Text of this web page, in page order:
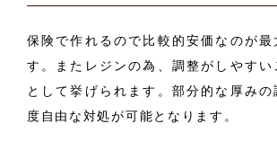
保険で作れるので比較的安価なのが最
す。またレジンの為、調整がしやすい
として挙げられます。部分的な厚みの
度自由な対処が可能となります。